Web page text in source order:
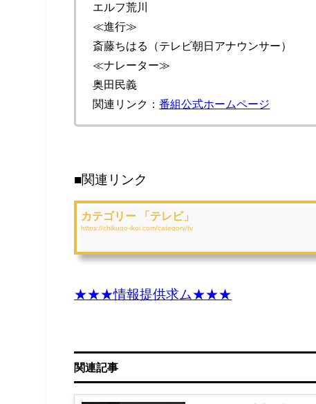
エルフ荒川
≪進行≫
斎藤ちはる（テレビ朝日アナウンサー）
≪ナレーター≫
奥田民義
関連リンク：番組公式ホームページ
■関連リンク
カテゴリー 「テレビ」
https://chikugo-ikoi.com/category/tv
★★★情報提供求ム★★★
関連記事